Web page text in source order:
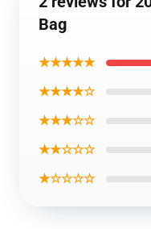
Bag
★★★★★
★★★★☆
★★★☆☆
★★☆☆☆
★☆☆☆☆